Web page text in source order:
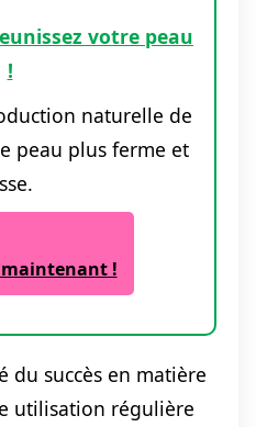
votre peau
!
naturelle de
peau plus ferme et
maintenant !
du succès en matière
utilisation régulière